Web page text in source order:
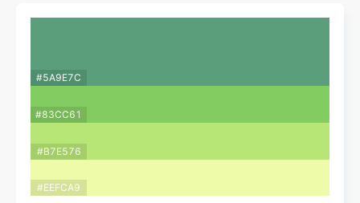
#5A9E7C
#83CC61
#B7E576
#EEFCA9